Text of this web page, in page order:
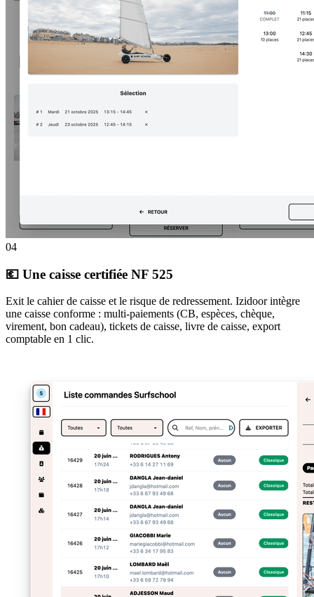
04
💶 Une caisse certifiée NF 525
Exit le cahier de caisse et le risque de redressement. Izidoor intègre
une caisse conforme : multi-paiements (CB, espèces, chèque,
virement, bon cadeau), tickets de caisse, livre de caisse, export
comptable en 1 clic.